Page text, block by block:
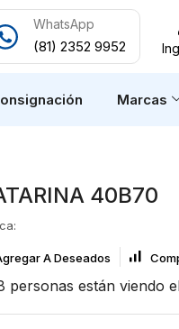
WhatsApp
(81) 2352 9952
Marcas
40B70
A Deseados
personas están viendo